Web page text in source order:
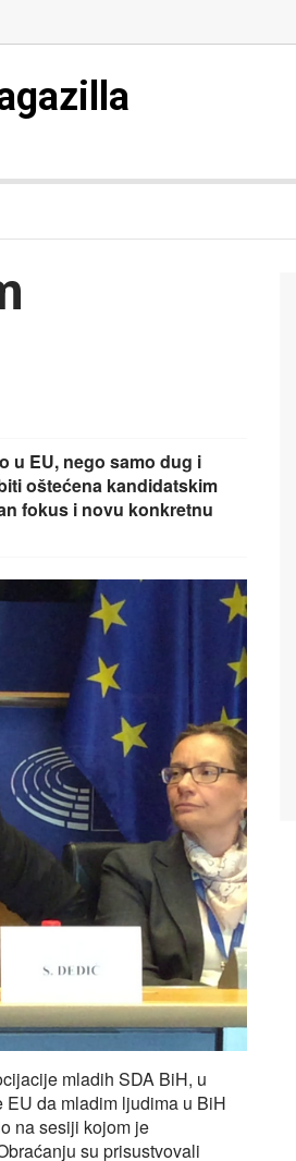
u EU, nego samo dug i
oštećena kandidatskim
fokus i novu konkretnu
mladih SDA BiH, u
da mladim ljudima u BiH
na sesiji kojom je
su prisustvovali